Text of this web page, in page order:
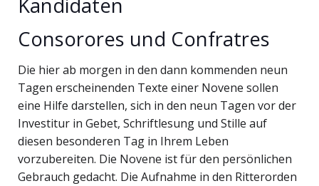
Kandidaten
Consorores und Confratres
Die hier ab morgen in den dann kommenden neun
Tagen erscheinenden Texte einer Novene sollen
eine Hilfe darstellen, sich in den neun Tagen vor der
Investitur in Gebet, Schriftlesung und Stille auf
diesen besonderen Tag in Ihrem Leben
vorzubereiten. Die Novene ist für den persönlichen
Gebrauch gedacht. Die Aufnahme in den Ritterorden